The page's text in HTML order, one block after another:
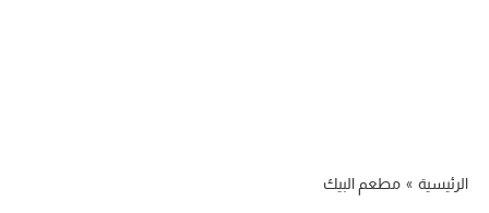
الرئيسية » مطعم البيك